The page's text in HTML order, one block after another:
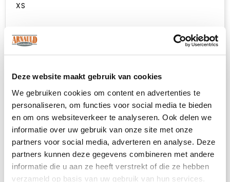
Deze website maakt gebruik van cookies
We gebruiken cookies om content en advertenties te
personaliseren, om functies voor social media te bieden
en om ons websiteverkeer te analyseren. Ook delen we
informatie over uw gebruik van onze site met onze
partners voor social media, adverteren en analyse. Deze
partners kunnen deze gegevens combineren met andere
informatie die u aan ze heeft verstrekt of die ze hebben
verzameld op basis van uw gebruik van hun services.
XS
S
L
XL
XXL